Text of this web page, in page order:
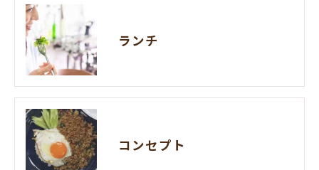
ランチ
コンセプト